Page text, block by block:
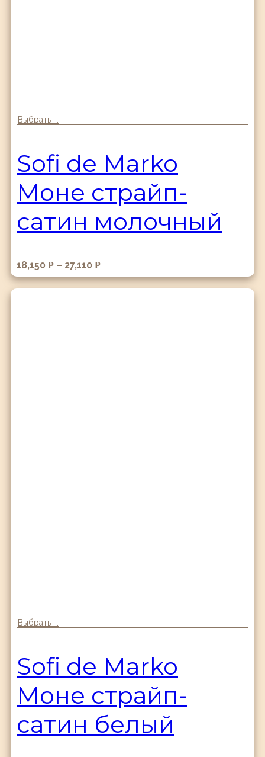
Выбрать ...
Sofi de Marko
Моне страйп-
сатин молочный
18,150 Р – 27,110 Р
Выбрать ...
Sofi de Marko
Моне страйп-
сатин белый